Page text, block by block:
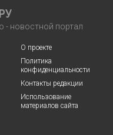
новостной портал
О проекте
Политика
конфиденциальности
Контакты редакции
Использование
материалов сайта